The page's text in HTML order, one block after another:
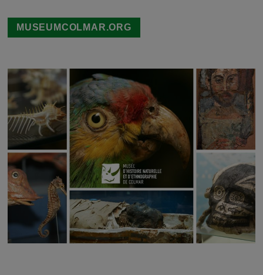
MUSEUMCOLMAR.ORG
Image